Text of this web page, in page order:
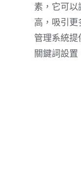
素，它可
高，吸引更
管理系統提
關鍵詞設置